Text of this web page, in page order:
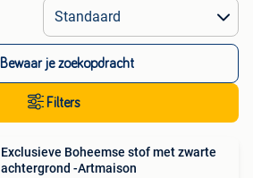
Alle afstanden…
Bewaar je zoekopdracht
Filters
Exclusieve Boheemse stof met zwarte
achtergrond -Artmaison